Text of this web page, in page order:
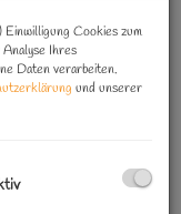
2019 bei meiner
Tochter, die oft
ein Pfefferminzöl
gute
Cookies zum
Ihres
Daten verarbeiten.
und unserer